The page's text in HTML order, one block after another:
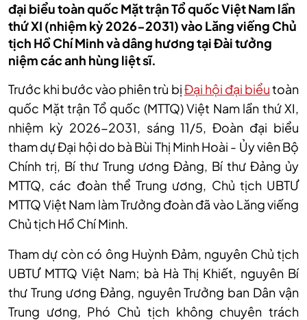
đại biểu toàn quốc Mặt trận Tổ quốc Việt Nam lần
thứ XI (nhiệm kỳ 2026-2031) vào Lăng viếng Chủ
tịch Hồ Chí Minh và dâng hương tại Đài tưởng
niệm các anh hùng liệt sĩ.
Trước khi bước vào phiên trù bịĐại hội đại biểutoàn
quốc Mặt trận Tổ quốc (MTTQ) Việt Nam lần thứ XI,
nhiệm kỳ 2026-2031, sáng 11/5, Đoàn đại biểu
tham dự Đại hội do bà Bùi Thị Minh Hoài - Ủy viên Bộ
Chính trị, Bí thư Trung ương Đảng, Bí thư Đảng ủy
MTTQ, các đoàn thể Trung ương, Chủ tịch UBTƯ
MTTQ Việt Nam làm Trưởng đoàn đã vào Lăng viếng
Chủ tịch Hồ Chí Minh.
Tham dự còn có ông Huỳnh Đảm, nguyên Chủ tịch
UBTƯ MTTQ Việt Nam; bà Hà Thị Khiết, nguyên Bí
thư Trung ương Đảng, nguyên Trưởng ban Dân vận
Trung ương, Phó Chủ tịch không chuyên trách